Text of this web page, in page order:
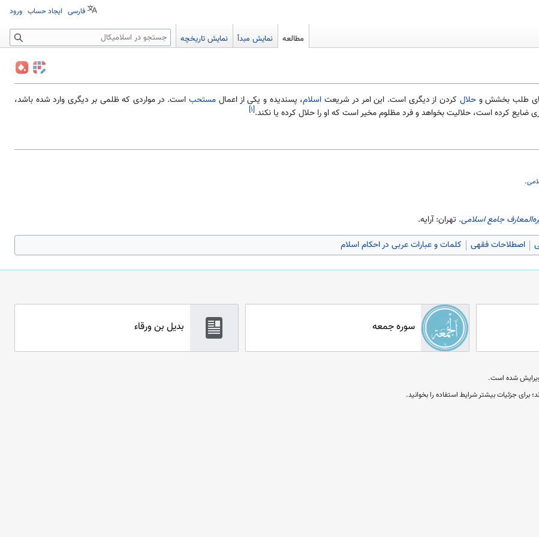
طلب بخشش وحلال کردن از دیگری است. این امر در شریعت اسلام، پسندیده و یکی از اعمال مستحباست. در مواردی که ظلمی بر دیگری وارد شده باشد،
ضایع کرده است، حلالیت بخواهد و فرد مظلوم مخیر است که او را حلال کرده یا نکند.[۱]
.
جامع اسلامی. تهران: آرایه.
اصطلاحات فقهی کلمات و عبارات عربی در احکام اسلام
سوره جمعه بدیل بن ورقاء
فارسی ایجاد حساب ورود
مطالعه نمایش مبدأ نمایش تاریخچه جستجو
برای جزئیات بیشتر شرایط استفاده را بخوانید.